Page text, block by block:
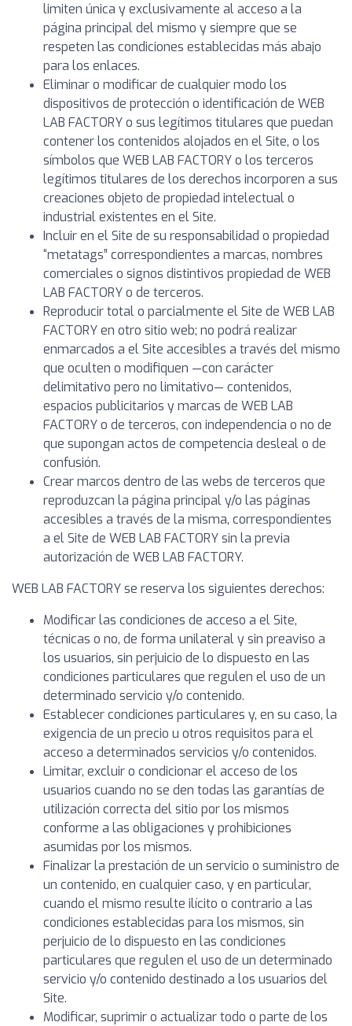
limiten única y exclusivamente al acceso a la
página principal del mismo y siempre que se
respeten las condiciones establecidas más abajo
para los enlaces.
Eliminar o modificar de cualquier modo los
dispositivos de protección o identificación de WEB
LAB FACTORY o sus legítimos titulares que puedan
contener los contenidos alojados en el Site, o los
símbolos que WEB LAB FACTORY o los terceros
legítimos titulares de los derechos incorporen a sus
creaciones objeto de propiedad intelectual o
industrial existentes en el Site.
Incluir en el Site de su responsabilidad o propiedad
“metatags” correspondientes a marcas, nombres
comerciales o signos distintivos propiedad de WEB
LAB FACTORY o de terceros.
Reproducir total o parcialmente el Site de WEB LAB
FACTORY en otro sitio web; no podrá realizar
enmarcados a el Site accesibles a través del mismo
que oculten o modifiquen —con carácter
delimitativo pero no limitativo— contenidos,
espacios publicitarios y marcas de WEB LAB
FACTORY o de terceros, con independencia o no de
que supongan actos de competencia desleal o de
confusión.
Crear marcos dentro de las webs de terceros que
reproduzcan la página principal y/o las páginas
accesibles a través de la misma, correspondientes
a el Site de WEB LAB FACTORY sin la previa
autorización de WEB LAB FACTORY.
WEB LAB FACTORY se reserva los siguientes derechos:
Modificar las condiciones de acceso a el Site,
técnicas o no, de forma unilateral y sin preaviso a
los usuarios, sin perjuicio de lo dispuesto en las
condiciones particulares que regulen el uso de un
determinado servicio y/o contenido.
Establecer condiciones particulares y, en su caso, la
exigencia de un precio u otros requisitos para el
acceso a determinados servicios y/o contenidos.
Limitar, excluir o condicionar el acceso de los
usuarios cuando no se den todas las garantías de
utilización correcta del sitio por los mismos
conforme a las obligaciones y prohibiciones
asumidas por los mismos.
Finalizar la prestación de un servicio o suministro de
un contenido, en cualquier caso, y en particular,
cuando el mismo resulte ilícito o contrario a las
condiciones establecidas para los mismos, sin
perjuicio de lo dispuesto en las condiciones
particulares que regulen el uso de un determinado
servicio y/o contenido destinado a los usuarios del
Site.
Modificar, suprimir o actualizar todo o parte de los